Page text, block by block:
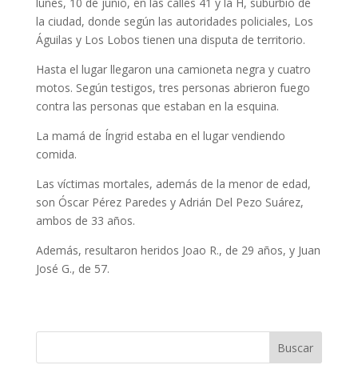
la ciudad, donde según las autoridades policiales, Los
Águilas y Los Lobos tienen una disputa de territorio.
Hasta el lugar llegaron una camioneta negra y cuatro
motos. Según testigos, tres personas abrieron fuego
contra las personas que estaban en la esquina.
La mamá de Íngrid estaba en el lugar vendiendo
comida.
Las víctimas mortales, además de la menor de edad,
son Óscar Pérez Paredes y Adrián Del Pezo Suárez,
ambos de 33 años.
Además, resultaron heridos Joao R., de 29 años, y Juan
José G., de 57.
Buscar